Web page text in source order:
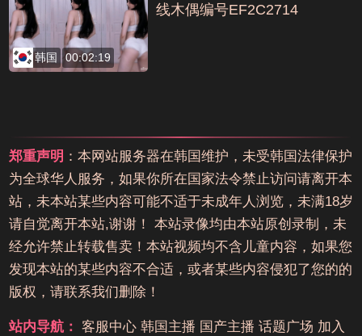
韩国 00:02:19
线木偶编号EF2C2714
郑重声明 ：本网站服务器在韩国维护，未受韩国法律保护
为全球华人服务，如果你所在国家法令禁止访问请离开本
站，未本站某些内容可能不适于未成年人浏览，未满18岁
请自觉离开本站,谢谢！ 本站录像均由本站原创录制，未
经允许禁止转载售卖！本站视频均不含儿童内容，如果您
发现本站的某些内容不合适，或者某些内容侵犯了您的的
版权，请联系我们删除！
站内导航： 客服中心 韩国主播 国产主播 话题广场 加入